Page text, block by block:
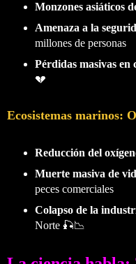
Monzones asiáticos
Amenaza a la
millones de personas
Pérdidas masivas en
💔
Ecosistemas marinos:
Reducción del
Muerte masiva de
peces comerciales
Colapso de la
Norte 🎣📉